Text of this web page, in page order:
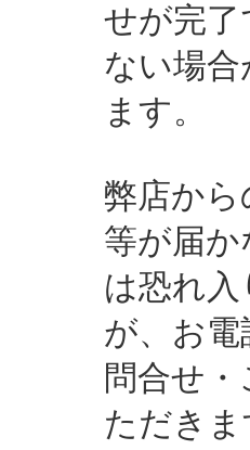
せが完
ない場
ます。
弊店か
等が届
は恐れ
が、お
問合せ
ただき